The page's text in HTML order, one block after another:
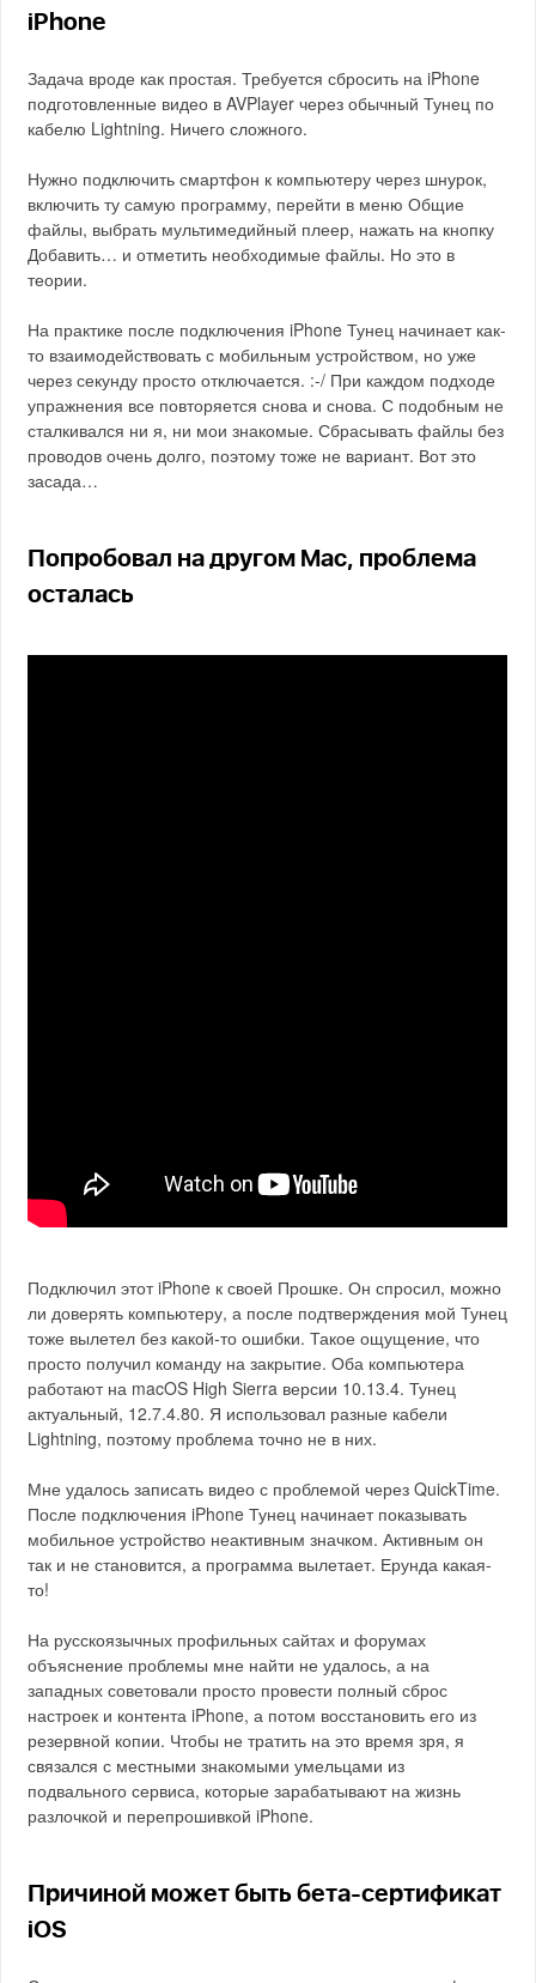
iPhone
Задача вроде как простая. Требуется сбросить на iPhone
подготовленные видео в AVPlayer через обычный Тунец по
кабелю Lightning. Ничего сложного.
Нужно подключить смартфон к компьютеру через шнурок,
включить ту самую программу, перейти в меню Общие
файлы, выбрать мультимедийный плеер, нажать на кнопку
Добавить… и отметить необходимые файлы. Но это в
теории.
На практике после подключения iPhone Тунец начинает как-
то взаимодействовать с мобильным устройством, но уже
через секунду просто отключается. :-/ При каждом подходе
упражнения все повторяется снова и снова. С подобным не
сталкивался ни я, ни мои знакомые. Сбрасывать файлы без
проводов очень долго, поэтому тоже не вариант. Вот это
засада…
Попробовал на другом Mac, проблема
осталась
Подключил этот iPhone к своей Прошке. Он спросил, можно
ли доверять компьютеру, а после подтверждения мой Тунец
тоже вылетел без какой-то ошибки. Такое ощущение, что
просто получил команду на закрытие. Оба компьютера
работают на macOS High Sierra версии 10.13.4. Тунец
актуальный, 12.7.4.80. Я использовал разные кабели
Lightning, поэтому проблема точно не в них.
Мне удалось записать видео с проблемой через QuickTime.
После подключения iPhone Тунец начинает показывать
мобильное устройство неактивным значком. Активным он
так и не становится, а программа вылетает. Ерунда какая-
то!
На русскоязычных профильных сайтах и форумах
объяснение проблемы мне найти не удалось, а на
западных советовали просто провести полный сброс
настроек и контента iPhone, а потом восстановить его из
резервной копии. Чтобы не тратить на это время зря, я
связался с местными знакомыми умельцами из
подвального сервиса, которые зарабатывают на жизнь
разлочкой и перепрошивкой iPhone.
Причиной может быть бета-сертификат
iOS